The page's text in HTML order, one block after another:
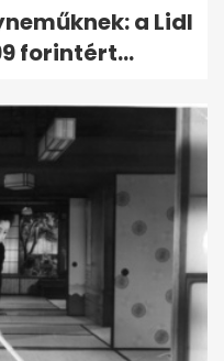
a Lidl
forintért...